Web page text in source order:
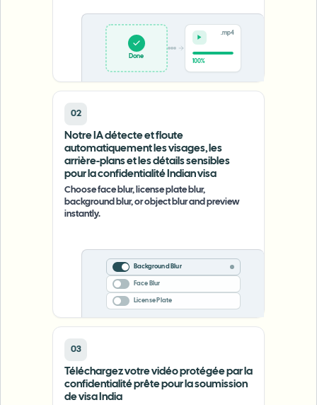
Done
100%
.mp4
02
Notre IA détecte et floute
automatiquement les visages, les
arrière-plans et les détails sensibles
pour la confidentialité Indian visa
Choose face blur, license plate blur,
background blur, or object blur and preview
instantly.
Background Blur
Face Blur
License Plate
03
Téléchargez votre vidéo protégée par la
confidentialité prête pour la soumission
de visa India